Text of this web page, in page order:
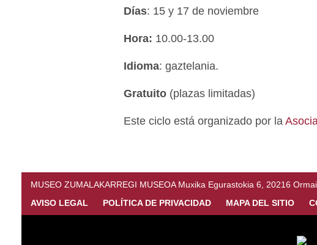
Días: 15 y 17 de noviembre
Hora: 10.00-13.00
Idioma: gaztelania.
Gratuito (plazas limitadas)
Este ciclo está organizado por la
MUSEO ZUMALAKARREGI MUSEOA Muxika Egurastokia 6, 20216
AVISO LEGAL
POLÍTICA DE PRIVACIDAD MAPA DEL SITIO